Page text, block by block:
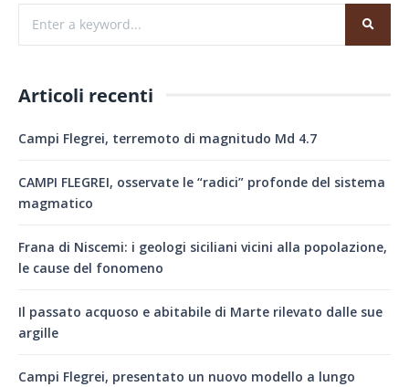
Articoli recenti
Campi Flegrei, terremoto di magnitudo Md 4.7
CAMPI FLEGREI, osservate le “radici” profonde del sistema
magmatico
Frana di Niscemi: i geologi siciliani vicini alla popolazione,
le cause del fonomeno
Il passato acquoso e abitabile di Marte rilevato dalle sue
argille
Campi Flegrei, presentato un nuovo modello a lungo